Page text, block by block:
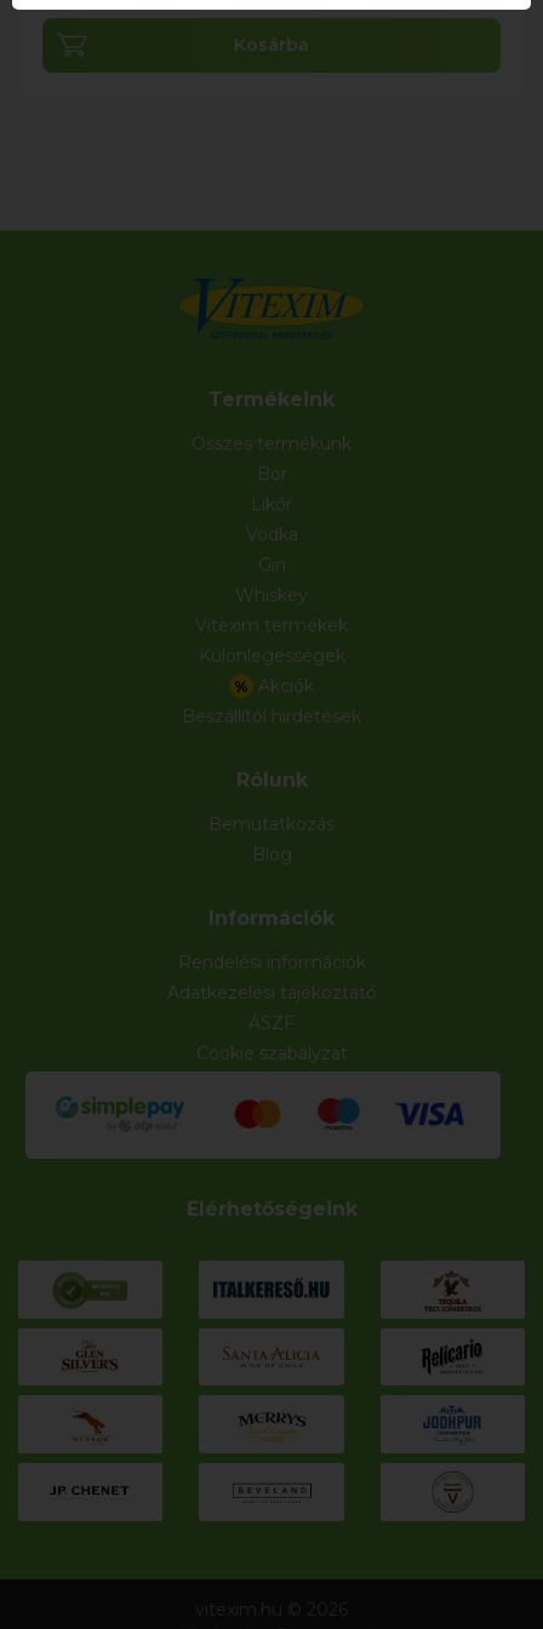
Kosárba
Termékeink
Összes termékünk
Bor
Likőr
Vodka
Gin
Whiskey
Vitexim termékek
Különlegességek
% Akciók
Beszállítói hirdetések
Rólunk
Bemutatkozás
Blog
Információk
Rendelési információk
Adatkezelési tájékoztató
ÁSZF
Cookie szabályzat
Elérhetőségeink